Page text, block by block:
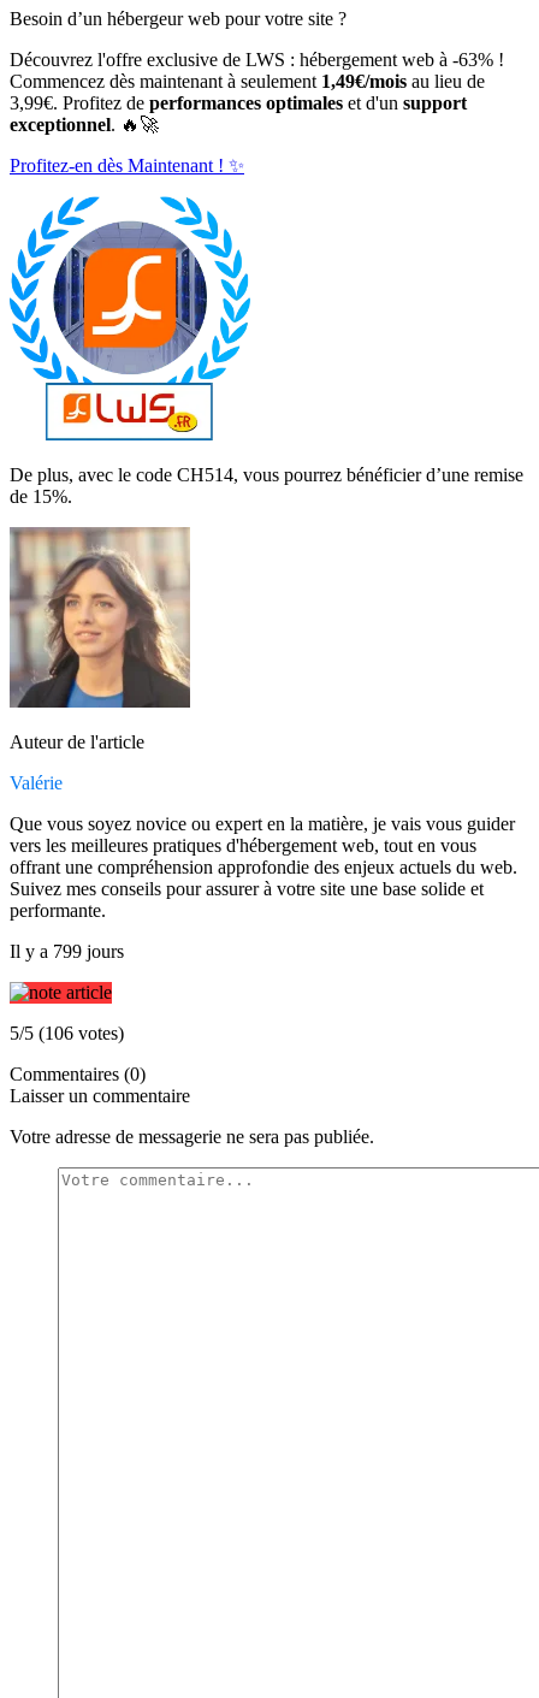
Besoin d’un hébergeur web pour votre site ?
Découvrez l'offre exclusive de LWS : hébergement web à -63% !
Commencez dès maintenant à seulement 1,49€/mois au lieu de
3,99€. Profitez de performances optimales et d'un support
exceptionnel. 🔥🚀
Profitez-en dès Maintenant ! ✨
De plus, avec le code CH514, vous pourrez bénéficier d’une remise
de 15%.
Auteur de l'article
Valérie
Que vous soyez novice ou expert en la matière, je vais vous guider
vers les meilleures pratiques d'hébergement web, tout en vous
offrant une compréhension approfondie des enjeux actuels du web.
Suivez mes conseils pour assurer à votre site une base solide et
performante.
Il y a 799 jours
5/5 (106 votes)
Commentaires (0)
Laisser un commentaire
Votre adresse de messagerie ne sera pas publiée.